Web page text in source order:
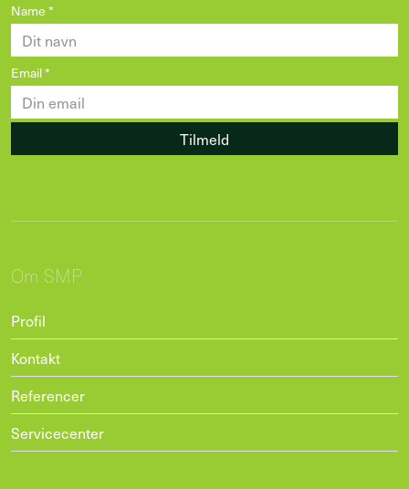
Name*
Email*
Tilmeld
Om SMP
Profil
Kontakt
Referencer
Servicecenter